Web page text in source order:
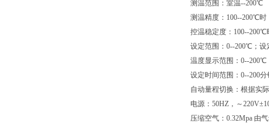
测温范围：室温--200℃
测温精度：100--200℃时
控温稳定度：100--200℃
设定范围：0--200℃；设
温度显示范围：0--200℃
设定时间范围：0--200
自动量程切换：根据实
电源：50HZ，～
压缩空气：0.32Mpa 由